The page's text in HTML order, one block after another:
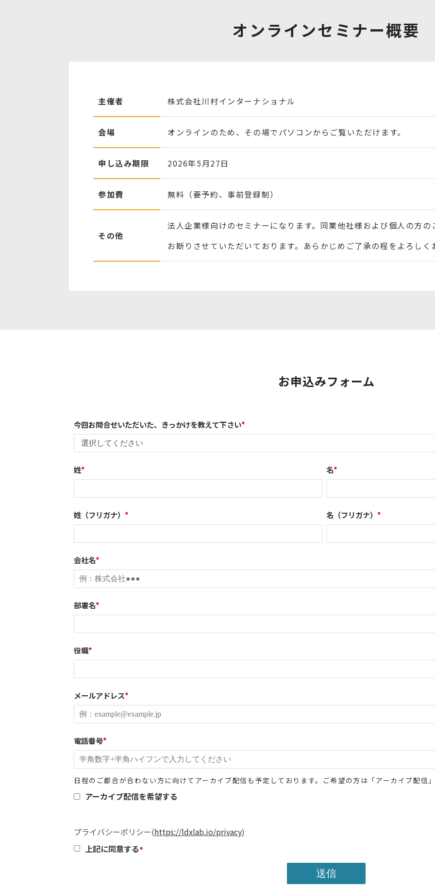
オンラインセミナー概要
主催者 株式会社川村インターナショナル
会場 オンラインのため、その場でパソコンからご覧いただけます。
申し込み期限 2026年5月27日
参加費 無料（要予約、事前登録制）
その他
法人企業様向けのセミナーになります。同業他社様および個人の方の
お断りさせていただいております。あらかじめご了承の程をよろしく
お申込みフォーム
今回お問合せいただいた、きっかけを教えて下さい*
姓* 名*
姓（フリガナ） * 名（フリガナ） *
会社名*
部署名*
役職*
メールアドレス*
電話番号*
日程のご都合が合わない方に向けてアーカイブ配信も予定しております。ご希望の方は「アーカイブ配信
アーカイブ配信を希望する
プライバシーポリシー(https://ldxlab.io/privacy)
上記に同意する*